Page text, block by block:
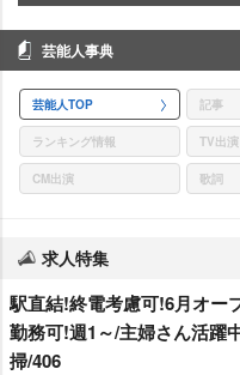
芸能人事典
芸能人TOP 記事
ランキング情報 TV出演
CM出演 歌詞
求人特集
駅直結!終電考慮可!6月オー
勤務可!週1～/主婦さん活躍
掃/406